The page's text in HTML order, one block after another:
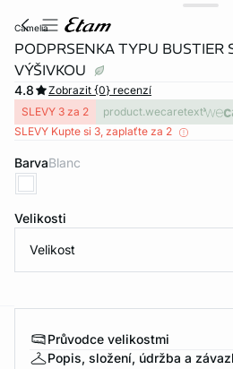
camelia
PODPRSENKA TYPU BUSTIER
VÝŠIVKOU
4.8
Zobrazit {0} recenzí
SLEVY 3 za 2
product.wecaretext
SLEVY Kupte si 3, zaplaťte za 2
Barva blanc
Velikosti
Velikost
Průvodce velikostmi
Popis, složení, údržba a